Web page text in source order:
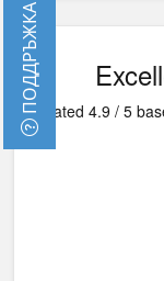
ПОДДРЪЖКА